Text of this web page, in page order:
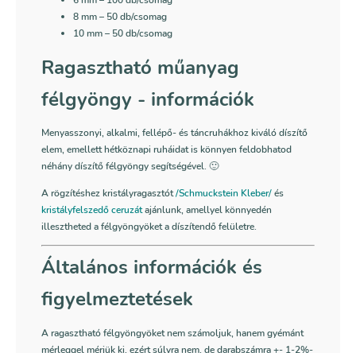
8 mm– 50 db/csomag
10 mm – 50 db/csomag
Ragasztható műanyag
félgyöngy - információk
Menyasszonyi, alkalmi, fellépő- és táncruhákhoz kiváló díszítő
elem, emellett hétköznapi ruháidat is könnyen feldobhatod
néhány díszítő félgyöngy segítségével. 🙂
A rögzítéshez kristályragasztót/Schmuckstein Kleber/és
kristályfelszedő ceruzátajánlunk, amellyel könnyedén
illesztheted a félgyöngyöket a díszítendő felületre.
Általános információk és
figyelmeztetések
A ragasztható félgyöngyöket nem számoljuk, hanem gyémánt
mérleggel mérjük ki, ezért súlyra nem, de darabszámra +- 1-2%-